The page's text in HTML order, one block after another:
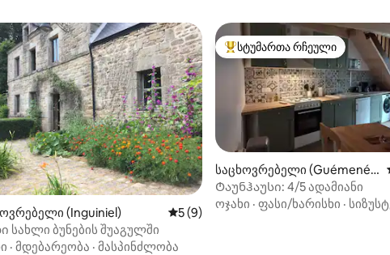
5‑დან 4,92, 52 მიმოხილვა
(Inguiniel) საშუალო შეფასებაა 5‑დან 5, 9
5 (9)
სახლი ბუნების შუაგულში
· მდებარეობა · მასპინძლობა
სტუმართა რჩეული მოწინავე
სტუმართა რჩეული
საცხოვრებელი (Guémené-
sur-Scorff)
Ტაუნჰაუსი: 4/5 ადამიანი
ოჯახი · ფასი/ხარისხი ·